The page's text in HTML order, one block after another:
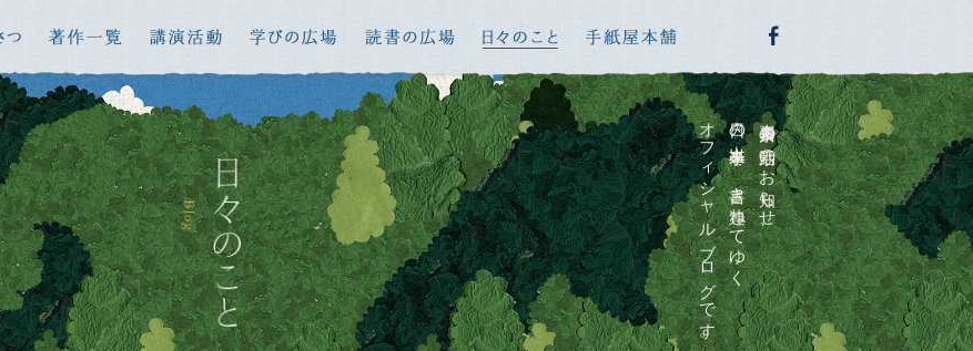
喜多川泰の活動のお知らせ、
日々の出来事を、書き連ねてゆく
オフィシャルブログです。